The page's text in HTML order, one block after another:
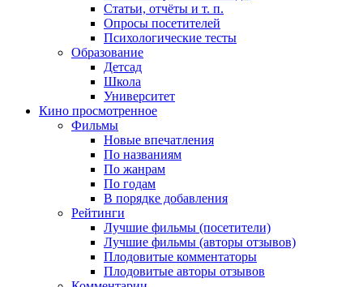
Статьи, отчёты и т. п.
Опросы посетителей
Психологические тесты
Образование
Детсад
Школа
Университет
Кино просмотренное
Фильмы
Новые впечатления
По названиям
По жанрам
По годам
В порядке добавления
Рейтинги
Лучшие фильмы (посетители)
Лучшие фильмы (авторы отзывов)
Плодовитые комментаторы
Плодовитые авторы отзывов